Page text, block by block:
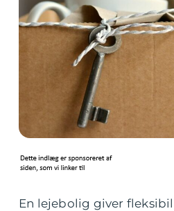
En lejebolig giver